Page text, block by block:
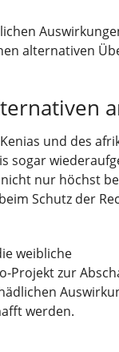
alternativen
und des
sogar
nur höchst
Schutz der
weibliche
Projekt zur
werden.